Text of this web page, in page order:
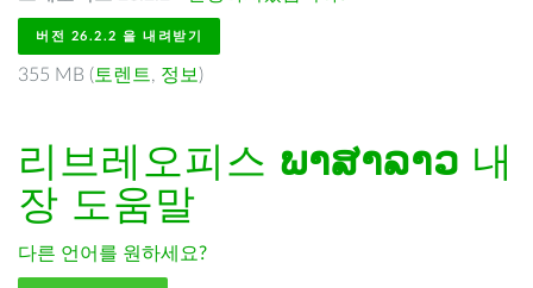
버전 26.2.2 을 내려받기
355 MB ( 토렌트, 정보 )
리브레오피스 ພາສາລາວ 내
장 도움말
다른 언어를 원하세요?